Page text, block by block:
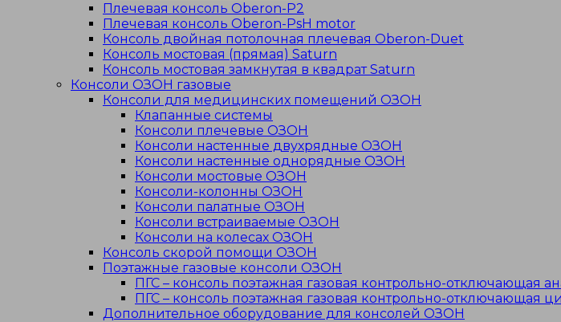
Плечевая консоль Oberon-P2
Плечевая консоль Oberon-PsH motor
Консоль двойная потолочная плечевая Oberon-Duet
Консоль мостовая (прямая) Saturn
Консоль мостовая замкнутая в квадрат Saturn
Консоли ОЗОН газовые
Консоли для медицинских помещений ОЗОН
Клапанные системы
Консоли плечевые ОЗОН
Консоли настенные двухрядные ОЗОН
Консоли настенные однорядные ОЗОН
Консоли мостовые ОЗОН
Консоли-колонны ОЗОН
Консоли палатные ОЗОН
Консоли встраиваемые ОЗОН
Консоли на колесах ОЗОН
Консоль скорой помощи ОЗОН
Поэтажные газовые консоли ОЗОН
ПГС – консоль поэтажная газовая контрольно-отключающая
ПГС – консоль поэтажная газовая контрольно-отключающая
Дополнительное оборудование для консолей ОЗОН